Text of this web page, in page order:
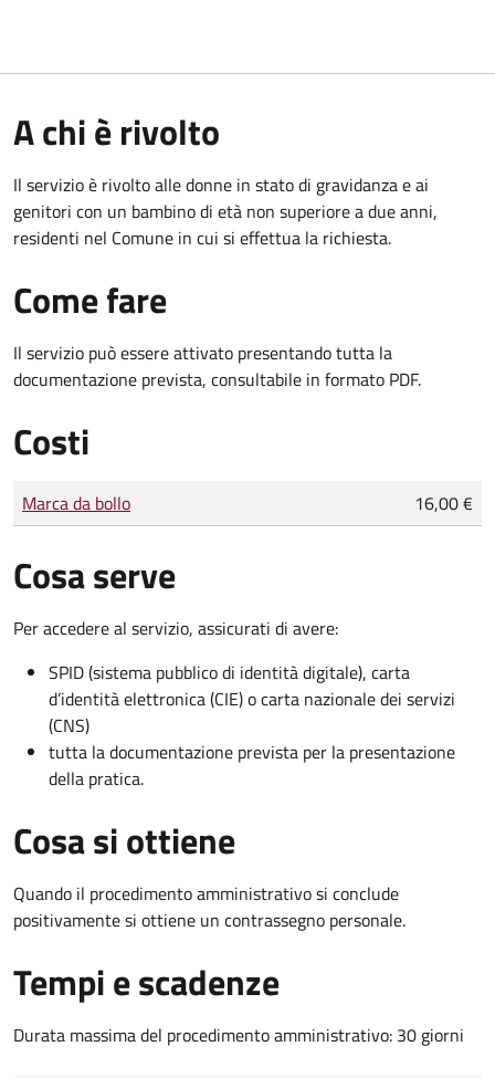
A chi è rivolto
Il servizio è rivolto alle donne in stato di gravidanza e ai
genitori con un bambino di età non superiore a due anni,
residenti nel Comune in cui si effettua la richiesta.
Come fare
Il servizio può essere attivato presentando tutta la
documentazione prevista, consultabile in formato PDF.
Costi
Tipo di pagamento
Importo
Marca da bollo 16,00 €
Cosa serve
Per accedere al servizio, assicurati di avere:
SPID (sistema pubblico di identità digitale), carta
d’identità elettronica (CIE) o carta nazionale dei servizi
(CNS)
tutta la documentazione prevista per la presentazione
della pratica.
Cosa si ottiene
Quando il procedimento amministrativo si conclude
positivamente si ottiene un contrassegno personale.
Tempi e scadenze
Durata massima del procedimento amministrativo: 30 giorni